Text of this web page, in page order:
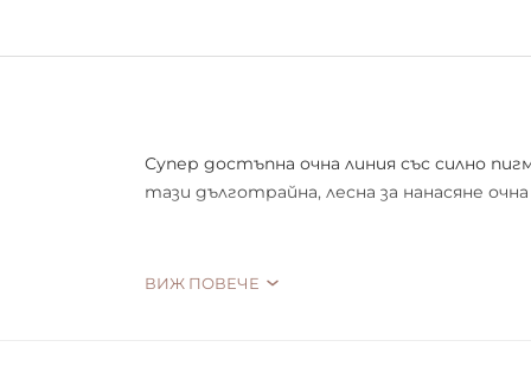
Супер достъпна очна линия със силно
тази дълготрайна, лесна за нанасяне
ВИЖ ПОВЕЧЕ